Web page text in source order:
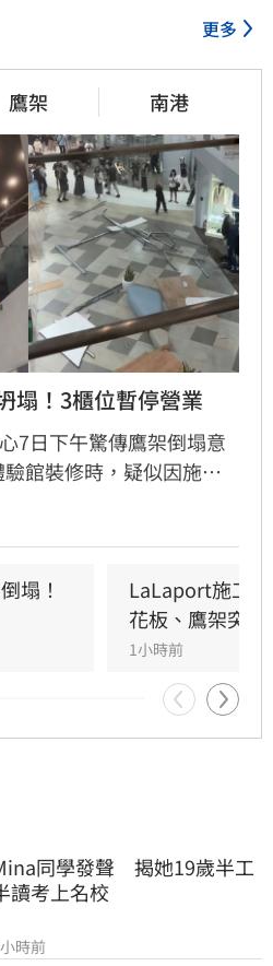
更多
鷹架 南港
塌！3櫃位暫停營業
7日下午驚傳鷹架倒塌意
館裝修時，疑似因施工
與天花板崩落，現場粉塵
，其餘區域則維持正常運
極介入調查，以確保商場
塌！
LaLaport施工
花板、鷹架突掉
1小時前
同學發聲　揭她19歲半工
讀考上名校
時前